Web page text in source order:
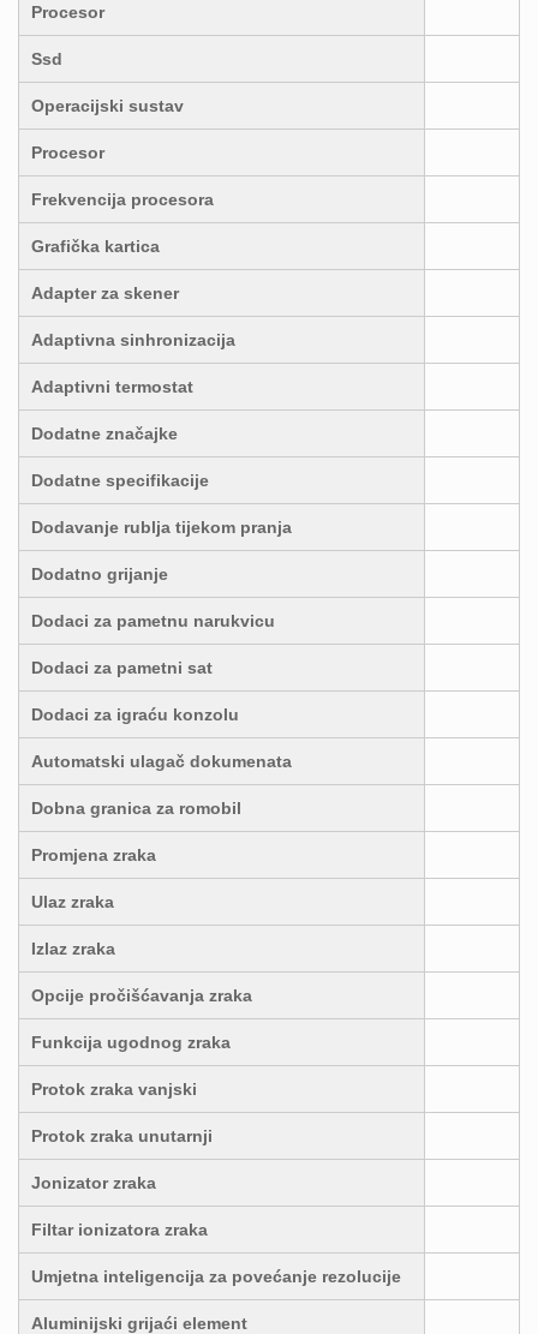
Procesor
Ssd
Operacijski sustav
Procesor
Frekvencija procesora
Grafička kartica
Adapter za skener
Adaptivna sinhronizacija
Adaptivni termostat
Dodatne značajke
Dodatne specifikacije
Dodavanje rublja tijekom pranja
Dodatno grijanje
Dodaci za pametnu narukvicu
Dodaci za pametni sat
Dodaci za igraću konzolu
Automatski ulagač dokumenata
Dobna granica za romobil
Promjena zraka
Ulaz zraka
Izlaz zraka
Opcije pročišćavanja zraka
Funkcija ugodnog zraka
Protok zraka vanjski
Protok zraka unutarnji
Jonizator zraka
Filtar ionizatora zraka
Umjetna inteligencija za povećanje rezolucije
Aluminijski grijaći element